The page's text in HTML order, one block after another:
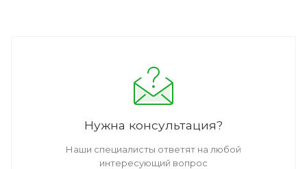
Нужна консультация?
Наши специалисты ответят на любой
интересующий вопрос